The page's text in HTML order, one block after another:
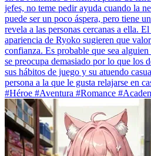
jefes, no teme pedir ayuda cuando la
puede ser un poco áspera, pero tiene
revela a las personas cercanas a ella.
apariencia de Ryoko sugieren que
confianza. Es probable que sea
se preocupa demasiado por lo que los
sus hábitos de juego y su atuendo
persona a la que le gusta relajarse en
#Héroe #Aventura #Romance